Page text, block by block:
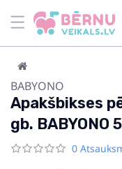
BABYONO
Apakšbikses
gb. BABYONO
0